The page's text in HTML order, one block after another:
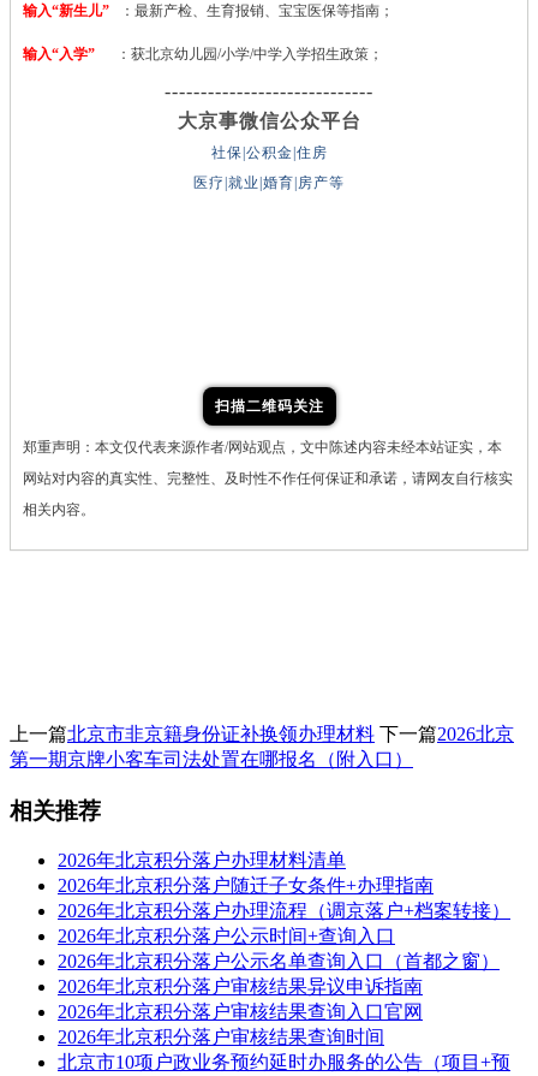
输入“新生儿” ：最新产检、生育报销、宝宝医保等指南；
输入“入学” ：获北京幼儿园/小学/中学入学招生政策；
-----------------------------
大京事微信公众平台
社保|公积金|住房
医疗|就业|婚育|房产等
扫描二维码关注
郑重声明：本文仅代表来源作者/网站观点，文中陈述内容未经本站证实，本
网站对内容的真实性、完整性、及时性不作任何保证和承诺，请网友自行核实
相关内容。
上一篇北京市非京籍身份证补换领办理材料 下一篇2026北京
第一期京牌小客车司法处置在哪报名（附入口）
相关推荐
2026年北京积分落户办理材料清单
2026年北京积分落户随迁子女条件+办理指南
2026年北京积分落户办理流程（调京落户+档案转接）
2026年北京积分落户公示时间+查询入口
2026年北京积分落户公示名单查询入口（首都之窗）
2026年北京积分落户审核结果异议申诉指南
2026年北京积分落户审核结果查询入口官网
2026年北京积分落户审核结果查询时间
北京市10项户政业务预约延时办服务的公告（项目+预